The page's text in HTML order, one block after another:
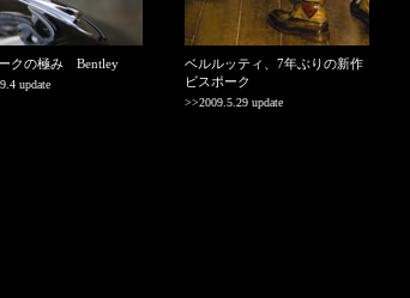
クの極み Bentley
update
ベルルッティ、7年ぶりの新作
ビスポーク
>>2009.5.29 update